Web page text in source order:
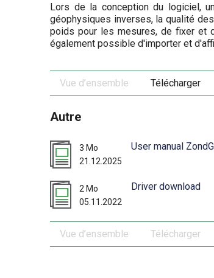
Lors de la conception du logiciel,
géophysiques inverses, la qualité
poids pour les mesures, de fixer et
également possible d'importer et
Vue d’ensemble Télécharger
Autre
3 Mo
21.12.2025
User manual
2 Mo
05.11.2022
Driver download
Vue d’ensemble Télécharger